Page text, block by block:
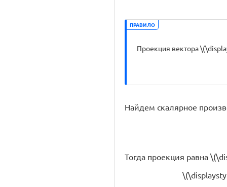
ПРАВИЛО
Проекция вектора
Найдем скалярное
Тогда проекция равна